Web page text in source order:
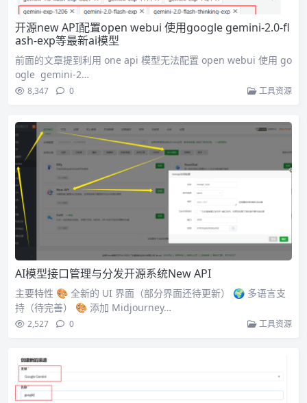
开源new API配置open webui 使用google gemini-2.0-fl
ash-exp等最新ai模型
前面的文章提到利用 one api 模型无法配置 open webui 使用 go
ogle gemini-2…
8,347 0 工具资源
AI模型接口管理与分发开源系统New API
主要特性 🎨 全新的 UI 界面（部分界面还待更新） 🌍 多语言支
持（待完善） 🎨 添加 Midjourney…
2,527 0 工具资源